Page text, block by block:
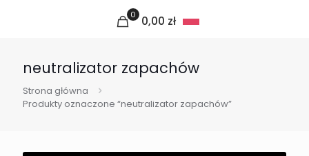
0 0,00 zł
neutralizator zapachów
Strona główna
Produkty oznaczone “neutralizator zapachów”